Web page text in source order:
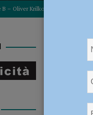
B – Oliver Krilkovs è un nuovo
estremo e asili nido, Tagliaferri
la violenza sulle donne, mai
della Pasta Frolla a Pecorara:
per 232 nuovi agenti di
CRONACA PIACENZA
l’ora
7 Ottobre